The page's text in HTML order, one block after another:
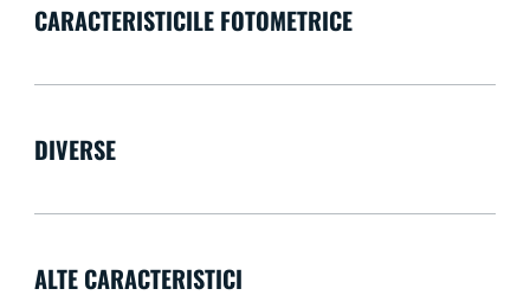
CARACTERISTICILE FOTOMETRICE
DIVERSE
ALTE CARACTERISTICI